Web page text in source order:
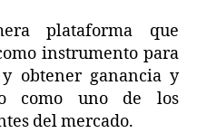
plataforma que
instrumento para
obtener ganancia y
como uno de los
del mercado.